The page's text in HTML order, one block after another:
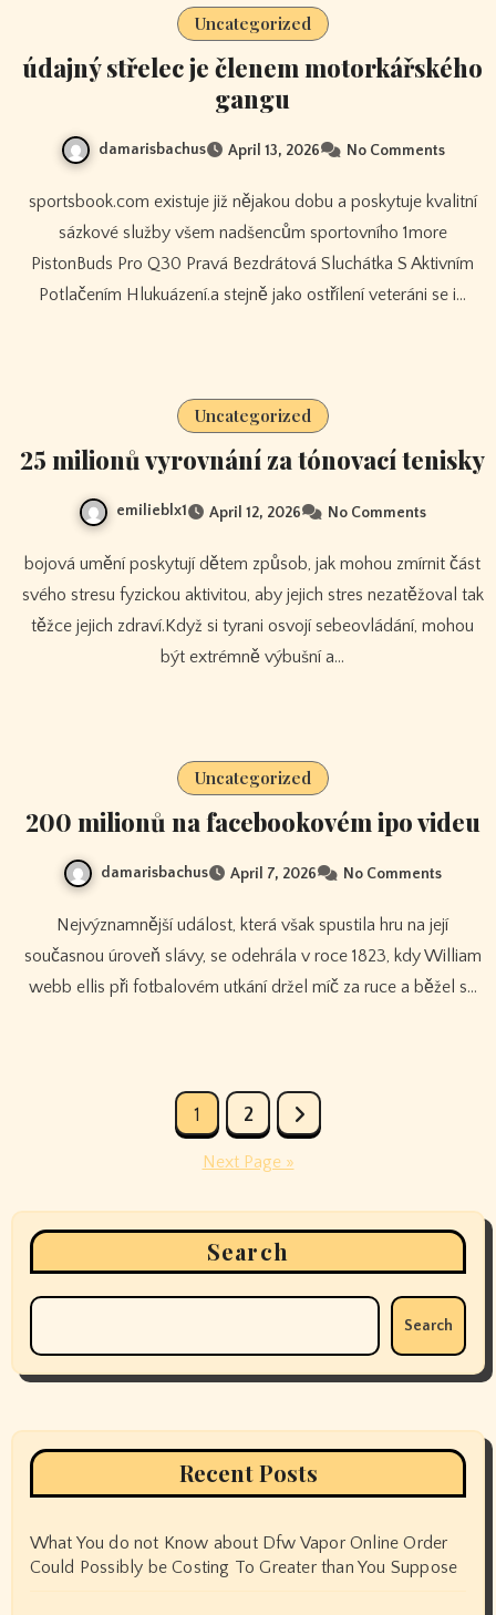
Uncategorized
údajný střelec je členem motorkářského
gangu
damarisbachus April 13, 2026 No Comments
sportsbook.com existuje již nějakou dobu a poskytuje kvalitní
sázkové služby všem nadšencům sportovního 1more
PistonBuds Pro Q30 Pravá Bezdrátová Sluchátka S Aktivním
Potlačením Hlukuázení.a stejně jako ostřílení veteráni se i…
Uncategorized
25 milionů vyrovnání za tónovací tenisky
emilieblx1 April 12, 2026 No Comments
bojová umění poskytují dětem způsob, jak mohou zmírnit část
svého stresu fyzickou aktivitou, aby jejich stres nezatěžoval tak
těžce jejich zdraví.Když si tyrani osvojí sebeovládání, mohou
být extrémně výbušní a…
Uncategorized
200 milionů na facebookovém ipo videu
damarisbachus April 7, 2026 No Comments
Nejvýznamnější událost, která však spustila hru na její
současnou úroveň slávy, se odehrála v roce 1823, kdy William
webb ellis při fotbalovém utkání držel míč za ruce a běžel s…
1 2
Next Page »
Search
Search
Recent Posts
What You do not Know about Dfw Vapor Online Order
Could Possibly be Costing To Greater than You Suppose